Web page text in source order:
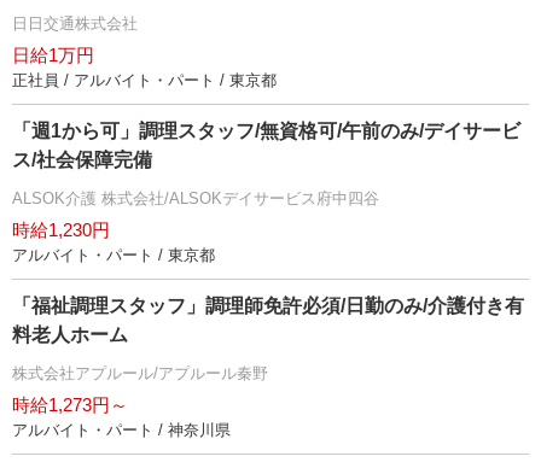
日日交通株式会社
日給1万円
正社員 / アルバイト・パート / 東京都
「週1から可」調理スタッフ/無資格可/午前のみ/デイサービ
ス/社会保障完備
ALSOK介護 株式会社/ALSOKデイサービス府中四谷
時給1,230円
アルバイト・パート / 東京都
「福祉調理スタッフ」調理師免許必須/日勤のみ/介護付き有
料老人ホーム
株式会社アプルール/アプルール秦野
時給1,273円～
アルバイト・パート / 神奈川県